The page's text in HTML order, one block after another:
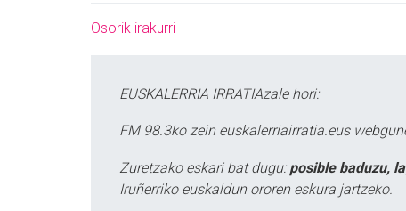
Osorik irakurri
EUSKALERRIA IRRATIAzale hori:
FM 98.3ko zein euskalerriairratia.eus
Zuretzako eskari bat dugu: posible baduzu,
Iruñerriko euskaldun ororen eskura jartzeko.